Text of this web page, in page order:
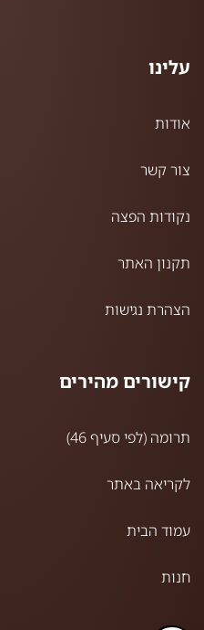
עלינו
אודות
צור קשר
נקודות הפצה
תקנון האתר
הצהרת נגישות
קישורים מהירים
תרומה (לפי סעיף 46)
לקריאה באתר
עמוד הבית
חנות